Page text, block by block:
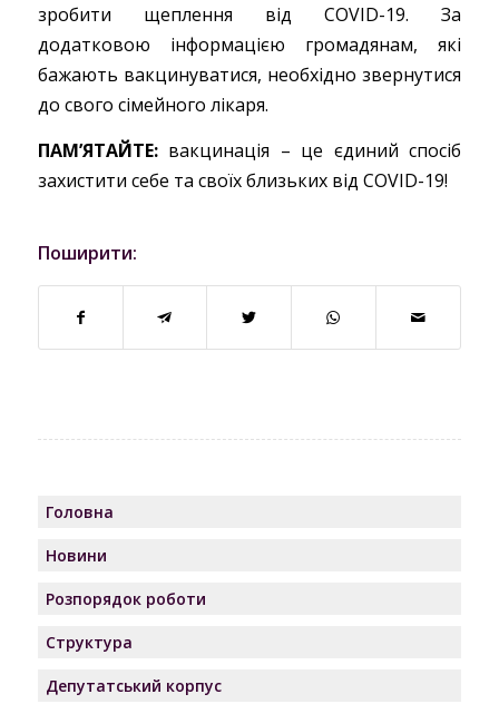
зробити щеплення від COVID-19. За
додатковою інформацією громадянам, які
бажають вакцинуватися, необхідно звернутися
до свого сімейного лікаря.
ПАМ’ЯТАЙТЕ:вакцинація – це єдиний спосіб
захистити себе та своїх близьких від COVID-19!
Поширити:
Головна
Новини
Розпорядок роботи
Структура
Депутатський корпус